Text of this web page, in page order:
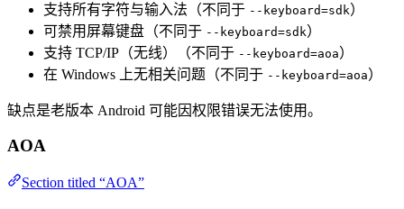
支持所有字符与输入法（不同于 --keyboard=sdk）
可禁用屏幕键盘（不同于 --keyboard=sdk）
支持 TCP/IP（无线）（不同于 --keyboard=aoa）
在 Windows 上无相关问题（不同于 --keyboard=aoa）
缺点是老版本 Android 可能因权限错误无法使用。
AOA
Section titled “AOA”